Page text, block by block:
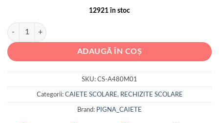
12921 în stoc
Cantitate CAIET SPIRA A4 80 FILE ARITMETICA COLOR PIGNA
ADAUGĂ ÎN COȘ
SKU: CS-A480M01
Categorii: CAIETE SCOLARE , RECHIZITE SCOLARE
Brand: PIGNA_CAIETE